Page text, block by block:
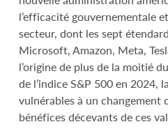
l’efficacité gouvernementale
secteur, dont les sept
Microsoft, Amazon, Meta,
l’origine de plus de la moitié
de l’indice S&P 500 en 2024,
vulnérables à un changement
bénéfices décevants de ces